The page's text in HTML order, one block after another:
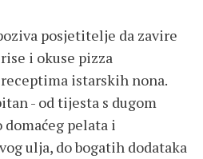
posjetitelje da zavire
i okuse pizza
istarskih nona.
- od tijesta s dugom
pelata i
ulja, do bogatih dodataka